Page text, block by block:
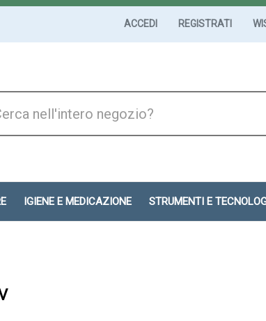
ACCEDI REGISTRATI
IGIENE E MEDICAZIONE STRUMENTI E